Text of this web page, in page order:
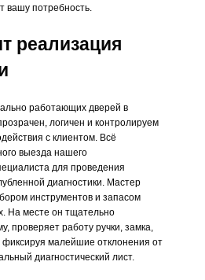
вашу потребность.
реализация
работающих дверей в
логичен и контролируем
с клиентом. Всё
выезда нашего
для проведения
диагностики. Мастер
инструментов и запасом
На месте он тщательно
проверяет работу ручки, замка,
фиксируя малейшие отклонения от
диагностический лист.